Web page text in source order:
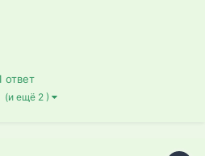
овёс, фрукты или овощи
гранат);...
ответ
(и ещё 2 )